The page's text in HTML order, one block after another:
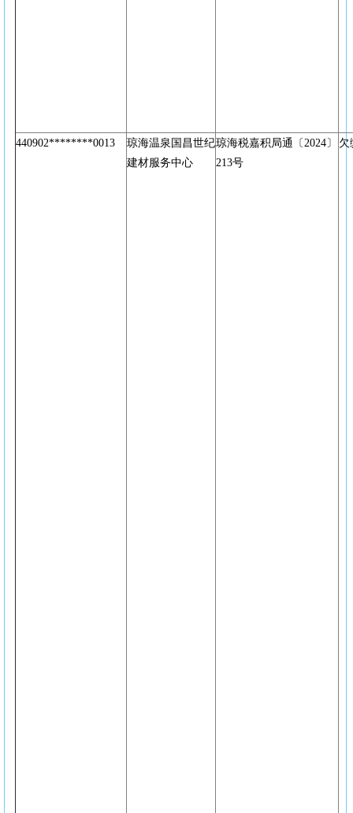
440902********0013
琼海温泉国昌世纪
建材服务中心
琼海税嘉积局通〔2024〕
213号
欠